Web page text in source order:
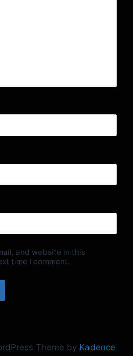
and website in this
time I comment.
Theme by Kadence